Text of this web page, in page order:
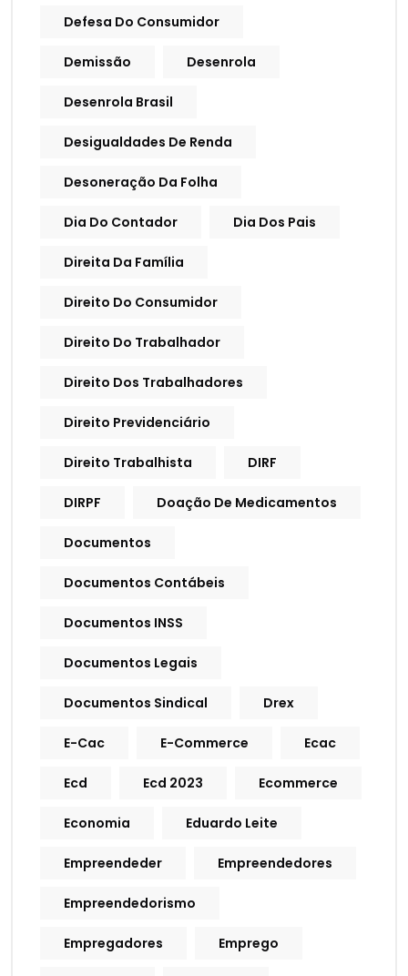
Defesa Do Consumidor
Demissão Desenrola
Desenrola Brasil
Desigualdades De Renda
Desoneração Da Folha
Dia Do Contador Dia Dos Pais
Direita Da Família
Direito Do Consumidor
Direito Do Trabalhador
Direito Dos Trabalhadores
Direito Previdenciário
Direito Trabalhista DIRF
DIRPF Doação De Medicamentos
Documentos
Documentos Contábeis
Documentos INSS
Documentos Legais
Documentos Sindical Drex
E-Cac E-Commerce Ecac
Ecd Ecd 2023 Ecommerce
Economia Eduardo Leite
Empreendeder Empreendedores
Empreendedorismo
Empregadores Emprego